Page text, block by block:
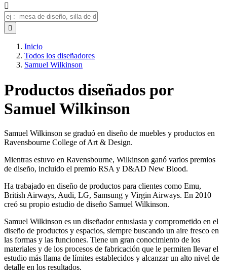


Inicio
Todos los diseñadores
Samuel Wilkinson
Productos diseñados por
Samuel Wilkinson
Samuel Wilkinson se graduó en diseño de muebles y productos en
Ravensbourne College of Art & Design.
Mientras estuvo en Ravensbourne, Wilkinson ganó varios premios
de diseño, incluido el premio RSA y D&AD New Blood.
Ha trabajado en diseño de productos para clientes como Emu,
British Airways, Audi, LG, Samsung y Virgin Airways. En 2010
creó su propio estudio de diseño Samuel Wilkinson.
Samuel Wilkinson es un diseñador entusiasta y comprometido en el
diseño de productos y espacios, siempre buscando un aire fresco en
las formas y las funciones. Tiene un gran conocimiento de los
materiales y de los procesos de fabricación que le permiten llevar el
estudio más llama de límites establecidos y alcanzar un alto nivel de
detalle en los resultados.